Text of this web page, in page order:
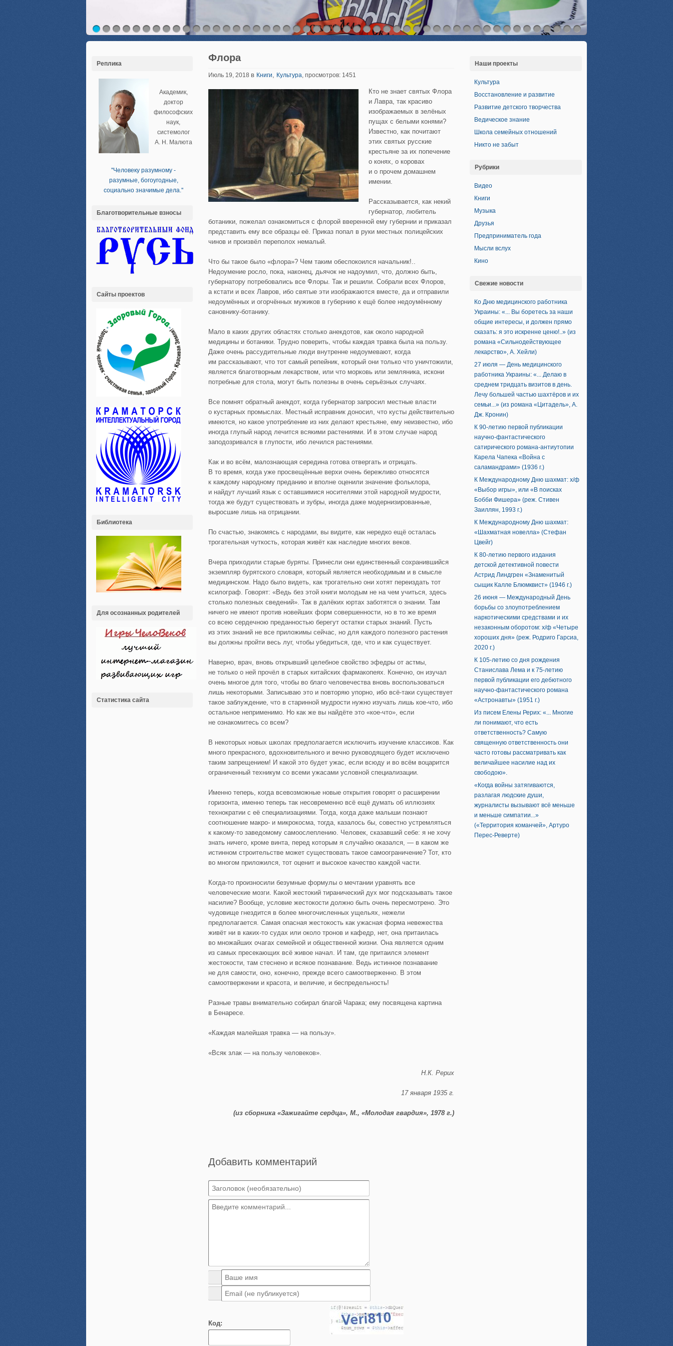
Реплика
Академик,
доктор
философских
наук,
системолог
А. Н. Малюта
''Человеку разумному -
разумные, богоугодные,
социально значимые дела.''
Благотворительные взносы
Сайты проектов
Библиотека
Для осознанных родителей
Статистика сайта
Флора
Июль 19, 2018 в Книги, Культура, просмотров: 1451
Кто не знает святых Флора
и Лавра, так красиво
изображаемых в зелёных
пущах с белыми конями?
Известно, как почитают
этих святых русские
крестьяне за их попечение
о конях, о коровах
и о прочем домашнем
имении.
Рассказывается, как некий
губернатор, любитель
ботаники, пожелал ознакомиться с флорой вверенной ему губернии и приказал
представить ему все образцы её. Приказ попал в руки местных полицейских
чинов и произвёл переполох немалый.
Что бы такое было «флора»? Чем таким обеспокоился начальник!..
Недоумение росло, пока, наконец, дьячок не надоумил, что, должно быть,
губернатору потребовались все Флоры. Так и решили. Собрали всех Флоров,
а кстати и всех Лавров, ибо святые эти изображаются вместе, да и отправили
недоумённых и огорчённых мужиков в губернию к ещё более недоумённому
сановнику-ботанику.
Мало в каких других областях столько анекдотов, как около народной
медицины и ботаники. Трудно поверить, чтобы каждая травка была на пользу.
Даже очень рассудительные люди внутренне недоумевают, когда
им рассказывают, что тот самый репейник, который они только что уничтожили,
является благотворным лекарством, или что морковь или земляника, искони
потребные для стола, могут быть полезны в очень серьёзных случаях.
Все помнят обратный анекдот, когда губернатор запросил местные власти
о кустарных промыслах. Местный исправник доносил, что кусты действительно
имеются, но какое употребление из них делают крестьяне, ему неизвестно, ибо
иногда глупый народ лечится всякими растениями. И в этом случае народ
заподозривался в глупости, ибо лечился растениями.
Как и во всём, малознающая середина готова отвергать и отрицать.
В то время, когда уже просвещённые верхи очень бережливо относятся
к каждому народному преданию и вполне оценили значение фольклора,
и найдут лучший язык с оставшимися носителями этой народной мудрости,
тогда же будут существовать и зубры, иногда даже модернизированные,
выросшие лишь на отрицании.
По счастью, знакомясь с народами, вы видите, как нередко ещё осталась
трогательная чуткость, которая живёт как наследие многих веков.
Вчера приходили старые буряты. Принесли они единственный сохранившийся
экземпляр бурятского словаря, который является необходимым и в смысле
медицинском. Надо было видеть, как трогательно они хотят переиздать тот
ксилограф. Говорят: «Ведь без этой книги молодым не на чем учиться, здесь
столько полезных сведений». Так в далёких юртах заботятся о знании. Там
ничего не имеют против новейших форм совершенности, но в то же время
со всею сердечною преданностью берегут остатки старых знаний. Пусть
из этих знаний не все приложимы сейчас, но для каждого полезного растения
вы должны пройти весь луг, чтобы убедиться, где, что и как существует.
Наверно, врач, вновь открывший целебное свойство эфедры от астмы,
не только о ней прочёл в старых китайских фармакопеях. Конечно, он изучал
очень многое для того, чтобы во благо человечества вновь воспользоваться
лишь некоторыми. Записываю это и повторяю упорно, ибо всё-таки существует
такое заблуждение, что в старинной мудрости нужно изучать лишь кое-что, ибо
остальное неприменимо. Но как же вы найдёте это «кое-что», если
не ознакомитесь со всем?
В некоторых новых школах предполагается исключить изучение классиков. Как
много прекрасного, вдохновительного и вечно руководящего будет исключено
таким запрещением! И какой это будет ужас, если всюду и во всём воцарится
ограниченный техникум со всеми ужасами условной специализации.
Именно теперь, когда всевозможные новые открытия говорят о расширении
горизонта, именно теперь так несовременно всё ещё думать об иллюзиях
технократии с её специализациями. Тогда, когда даже малыши познают
соотношение макро- и микрокосма, тогда, казалось бы, совестно устремляться
к какому-то заведомому самоослеплению. Человек, сказавший себе: я не хочу
знать ничего, кроме винта, перед которым я случайно оказался, — в каком же
истинном строительстве может существовать такое самоограничение? Тот, кто
во многом приложился, тот оценит и высокое качество каждой части.
Когда-то произносили безумные формулы о мечтании уравнять все
человеческие мозги. Какой жестокий тиранический дух мог подсказывать такое
насилие? Вообще, условие жестокости должно быть очень пересмотрено. Это
чудовище гнездится в более многочисленных ущельях, нежели
предполагается. Самая опасная жестокость как ужасная форма невежества
живёт ни в каких-то судах или около тронов и кафедр, нет, она притаилась
во множайших очагах семейной и общественной жизни. Она является одним
из самых пресекающих всё живое начал. И там, где притаился элемент
жестокости, там стеснено и всякое познавание. Ведь истинное познавание
не для самости, оно, конечно, прежде всего самоотверженно. В этом
самоотвержении и красота, и величие, и беспредельность!
Разные травы внимательно собирал благой Чарака; ему посвящена картина
в Бенаресе.
«Каждая малейшая травка — на пользу».
«Всяк злак — на пользу человеков».
Н.К. Рерих
17 января 1935 г.
(из сборника «Зажигайте сердца», М., «Молодая гвардия», 1978 г.)
Добавить комментарий
Код:
Наши проекты
Культура
Восстановление и развитие
Развитие детского творчества
Ведическое знание
Школа семейных отношений
Никто не забыт
Рубрики
Видео
Книги
Музыка
Друзья
Предприниматель года
Мысли вслух
Кино
Свежие новости
Ко Дню медицинского работника
Украины: «... Вы боретесь за наши
общие интересы, и должен прямо
сказать: я это искренне ценю!..» (из
романа «Сильнодействующее
лекарство», А. Хейли)
27 июля — День медицинского
работника Украины: «... Делаю в
среднем тридцать визитов в день.
Лечу большей частью шахтёров и их
семьи...» (из романа «Цитадель», А.
Дж. Кронин)
К 90-летию первой публикации
научно-фантастического
сатирического романа-антиутопии
Карела Чапека «Война с
саламандрами» (1936 г.)
К Международному Дню шахмат: х/ф
«Выбор игры», или «В поисках
Бобби Фишера» (реж. Стивен
Заиллян, 1993 г.)
К Международному Дню шахмат:
«Шахматная новелла» (Стефан
Цвейг)
К 80-летию первого издания
детской детективной повести
Астрид Линдгрен «Знаменитый
сыщик Калле Блюмквист» (1946 г.)
26 июня — Международный День
борьбы со злоупотреблением
наркотическими средствами и их
незаконным оборотом: х/ф «Четыре
хороших дня» (реж. Родриго Гарсиа,
2020 г.)
К 105-летию со дня рождения
Станислава Лема и к 75-летию
первой публикации его дебютного
научно-фантастического романа
«Астронавты» (1951 г.)
Из писем Елены Рерих: «... Многие
ли понимают, что есть
ответственность? Самую
священную ответственность они
часто готовы рассматривать как
величайшее насилие над их
свободою».
«Когда войны затягиваются,
разлагая людские души,
журналисты вызывают всё меньше
и меньше симпатии...»
(«Территория команчей», Артуро
Перес-Реверте)